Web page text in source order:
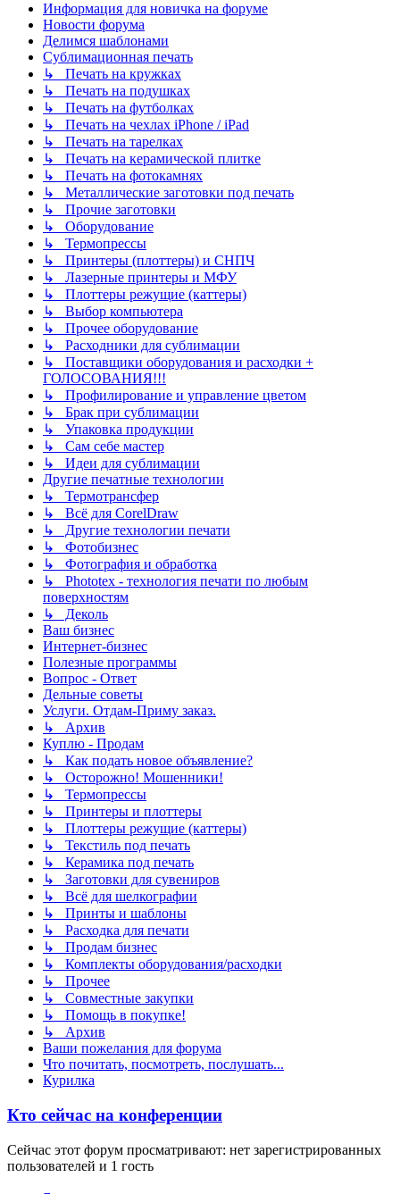
Информация для новичка на форуме
Новости форума
Делимся шаблонами
Сублимационная печать
↳ Печать на кружках
↳ Печать на подушках
↳ Печать на футболках
↳ Печать на чехлах iPhone / iPad
↳ Печать на тарелках
↳ Печать на керамической плитке
↳ Печать на фотокамнях
↳ Металлические заготовки под печать
↳ Прочие заготовки
↳ Оборудование
↳ Термопрессы
↳ Принтеры (плоттеры) и СНПЧ
↳ Лазерные принтеры и МФУ
↳ Плоттеры режущие (каттеры)
↳ Выбор компьютера
↳ Прочее оборудование
↳ Расходники для сублимации
↳ Поставщики оборудования и расходки +
ГОЛОСОВАНИЯ!!!
↳ Профилирование и управление цветом
↳ Брак при сублимации
↳ Упаковка продукции
↳ Сам себе мастер
↳ Идеи для сублимации
Другие печатные технологии
↳ Термотрансфер
↳ Всё для CorelDraw
↳ Другие технологии печати
↳ Фотобизнес
↳ Фотография и обработка
↳ Phototex - технология печати по любым
поверхностям
↳ Деколь
Ваш бизнес
Интернет-бизнес
Полезные программы
Вопрос - Ответ
Дельные советы
Услуги. Отдам-Приму заказ.
↳ Архив
Куплю - Продам
↳ Как подать новое объявление?
↳ Осторожно! Мошенники!
↳ Термопрессы
↳ Принтеры и плоттеры
↳ Плоттеры режущие (каттеры)
↳ Текстиль под печать
↳ Керамика под печать
↳ Заготовки для сувениров
↳ Всё для шелкографии
↳ Принты и шаблоны
↳ Расходка для печати
↳ Продам бизнес
↳ Комплекты оборудования/расходки
↳ Прочее
↳ Совместные закупки
↳ Помощь в покупке!
↳ Архив
Ваши пожелания для форума
Что почитать, посмотреть, послушать...
Курилка
Кто сейчас на конференции
Сейчас этот форум просматривают: нет зарегистрированных
пользователей и 1 гость